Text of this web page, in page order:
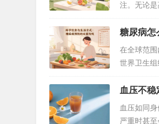
注。无论
效地补充
需求？答
糖尿病怎
在全球范
世界卫生
预，大部
尿病的预
血压不稳
血压如同
严重时甚